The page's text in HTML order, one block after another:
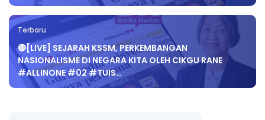
Terbaru
🔴[LIVE] SEJARAH KSSM, PERKEMBANGAN
NASIONALISME DI NEGARA KITA OLEH CIKGU RANE
#ALLINONE #02 #TUIS…